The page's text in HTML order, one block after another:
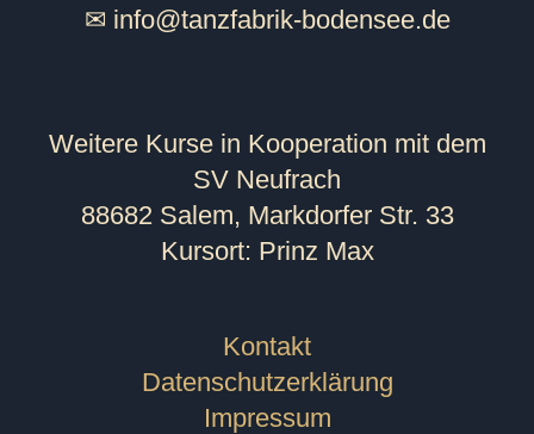
✉ info@tanzfabrik-bodensee.de
Weitere Kurse in Kooperation mit dem
SV Neufrach
88682 Salem, Markdorfer Str. 33
Kursort: Prinz Max
Kontakt
Datenschutzerklärung
Impressum